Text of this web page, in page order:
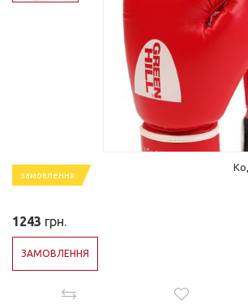
замовлення
1243 грн.
ЗАМОВЛЕННЯ